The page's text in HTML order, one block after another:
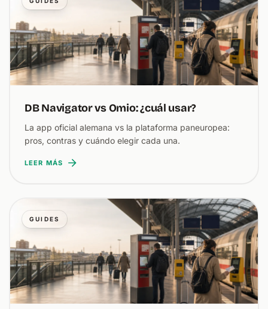
DB Navigator vs Omio: ¿cuál usar?
La app oficial alemana vs la plataforma paneuropea:
pros, contras y cuándo elegir cada una.
LEER MÁS
GUIDES